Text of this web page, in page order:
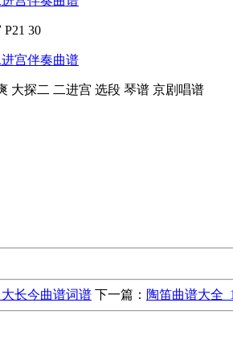
30
大探二 二进宫 选段 琴谱 京剧唱谱
长今曲谱词谱 下一篇： 陶笛曲谱大全